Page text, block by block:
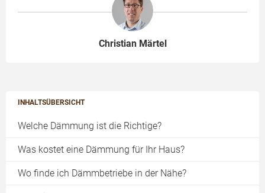
INHALTSÜBERSICHT
Welche Dämmung ist die Richtige?
Was kostet eine Dämmung für Ihr Haus?
Wo finde ich Dämmbetriebe in der Nähe?
Christian Märtel